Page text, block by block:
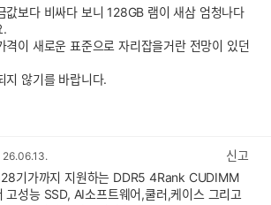
값보다 비싸다 보니 128GB 램이 새삼 엄청나다
.
격이 새로운 표준으로 자리잡을거란 전망이 있던
지 않기를 바랍니다.
26.06.13.
신고
기가까지 지원하는 DDR5 4Rank CUDIMM
고성능 SSD, AI소프트웨어,쿨러,케이스 그리고